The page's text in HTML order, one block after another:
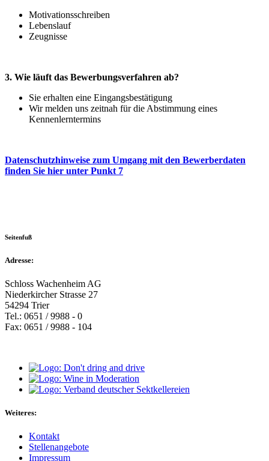
Motivationsschreiben
Lebenslauf
Zeugnisse
3. Wie läuft das Bewerbungsverfahren ab?
Sie erhalten eine Eingangsbestätigung
Wir melden uns zeitnah für die Abstimmung eines
Kennenlerntermins
Datenschutzhinweise zum Umgang mit den Bewerberdaten
finden Sie hier unter Punkt 7
Seitenfuß
Adresse:
Schloss Wachenheim AG
Niederkircher Strasse 27
54294 Trier
Tel.: 0651 / 9988 - 0
Fax: 0651 / 9988 - 104
Weiteres:
Kontakt
Stellenangebote
Impressum